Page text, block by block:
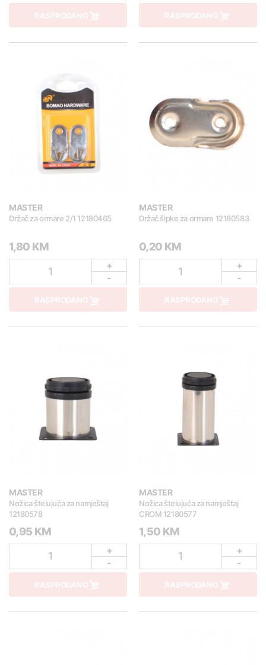
RASPRODANO RASPRODANO
MASTER
Držač za ormare 2/1 12180465
1,80 KM
1
+
-
RASPRODANO
MASTER
Držač šipke za ormare 12180583
0,20 KM
1
+
-
RASPRODANO
MASTER
Nožica štelujuća za namještaj
12180578
0,95 KM
1
+
-
RASPRODANO
MASTER
Nožica štelujuća za namještaj
CROM 12180577
1,50 KM
1
+
-
RASPRODANO